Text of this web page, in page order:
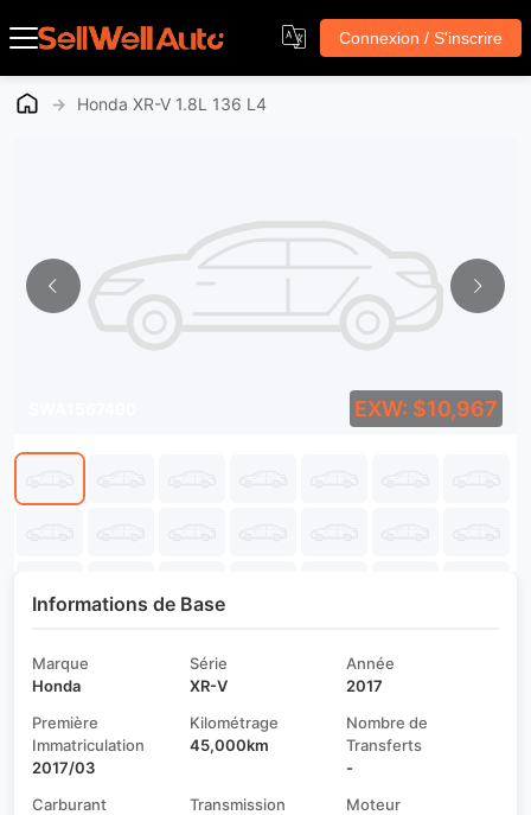
Connexion / S'inscrire
→ Honda XR-V 1.8L 136 L4
EXW: $10,967
Informations de Base
Marque
Honda
Série
XR-V
Année
2017
Première
Immatriculation
2017/03
Kilométrage
45,000km
Nombre de
Transferts
-
Carburant
Transmission
Moteur